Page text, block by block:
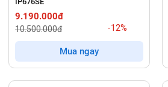
9.190.000đ
10.500.000đ -12%
Mua ngay